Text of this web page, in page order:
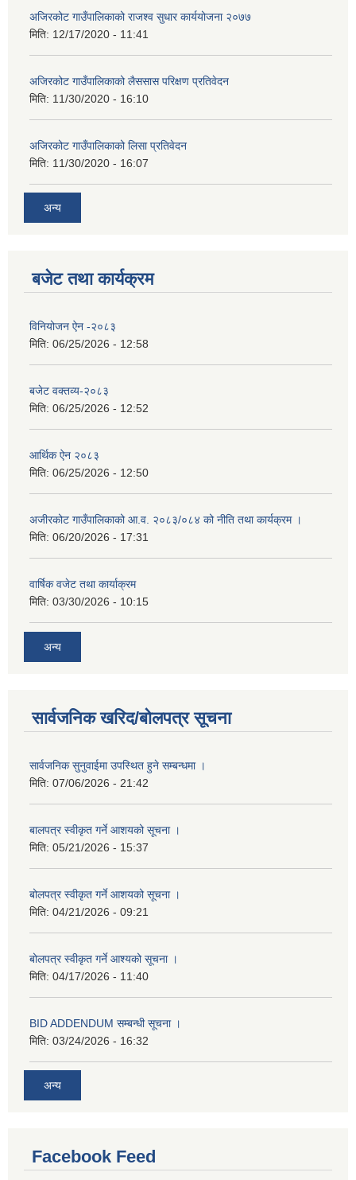
अजिरकोट गाउँपालिकाको राजश्व सुधार कार्ययोजना २०७७
मिति: 12/17/2020 - 11:41
अजिरकोट गाउँपालिकाको लैससास परिक्षण प्रतिवेदन
मिति: 11/30/2020 - 16:10
अजिरकोट गाउँपालिकाको लिसा प्रतिवेदन
मिति: 11/30/2020 - 16:07
अन्य
बजेट तथा कार्यक्रम
विनियोजन ऐन -२०८३
मिति: 06/25/2026 - 12:58
बजेट वक्तव्य-२०८३
मिति: 06/25/2026 - 12:52
आर्थिक ऐन २०८३
मिति: 06/25/2026 - 12:50
अजीरकोट गाउँपालिकाको आ.व. २०८३/०८४ को नीति तथा कार्यक्रम ।
मिति: 06/20/2026 - 17:31
वार्षिक वजेट तथा कार्याक्रम
मिति: 03/30/2026 - 10:15
अन्य
सार्वजनिक खरिद/बोलपत्र सूचना
सार्वजनिक सुनुवाईमा उपस्थित हुने सम्बन्धमा ।
मिति: 07/06/2026 - 21:42
बालपत्र स्वीकृत गर्ने आशयको सूचना ।
मिति: 05/21/2026 - 15:37
बोलपत्र स्वीकृत गर्ने आशयको सूचना ।
मिति: 04/21/2026 - 09:21
बोलपत्र स्वीकृत गर्ने आश्यको सूचना ।
मिति: 04/17/2026 - 11:40
BID ADDENDUM सम्बन्धी सूचना ।
मिति: 03/24/2026 - 16:32
अन्य
Facebook Feed